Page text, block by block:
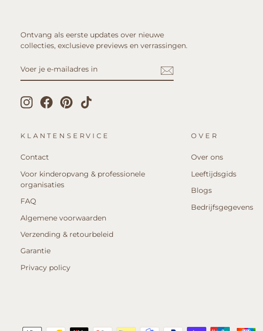
Ontvang als eerste updates over nieuwe
collecties, exclusieve previews en verrassingen.
JE
E-
IN InstagramFacebookPinterest
KLANTENSERVICE
Contact
Voor kinderopvang & professionele
organisaties
FAQ
Algemene voorwaarden
Verzending & retourbeleid
Garantie
Privacy policy
OVER
Over ons
Leeftijdsgids
Blogs
Bedrijfsgegevens